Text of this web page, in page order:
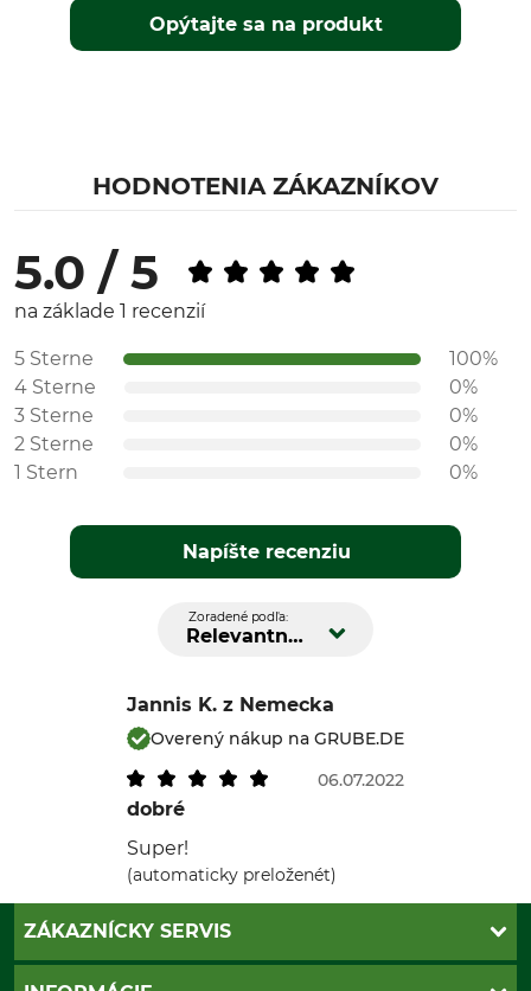
Opýtajte sa na produkt
HODNOTENIA ZÁKAZNÍKOV
5.0 / 5
na základe 1 recenzií
5 Sterne
100%
4 Sterne
0%
3 Sterne
0%
2 Sterne
0%
1 Stern
0%
Napíšte recenziu
Zoradené podľa:
Relevantnosť
Jannis K. z Nemecka
Overený nákup na GRUBE.DE
dobré
06.07.2022
Super!
(automaticky preloženét)
ZÁKAZNÍCKY SERVIS
Kontakt